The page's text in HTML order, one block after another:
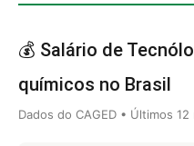
💰 Salário de
químicos no Brasil
Dados do CAGED • Últimos